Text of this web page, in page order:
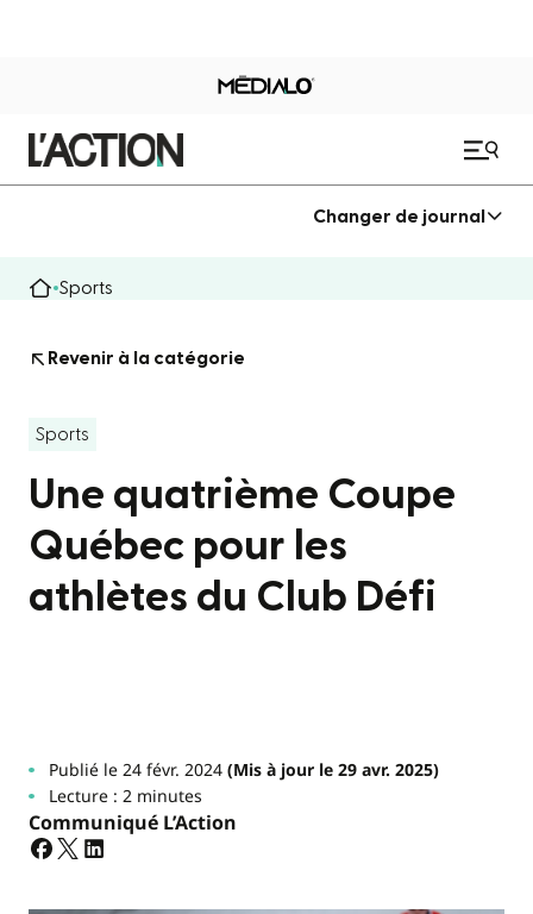
Changer de journal
Sports
Revenir à la catégorie
Sports
Une quatrième Coupe
Québec pour les
athlètes du Club Défi
Publié le 24 févr. 2024(Mis à jour le 29 avr. 2025)
Lecture : 2 minutes
Communiqué L’Action